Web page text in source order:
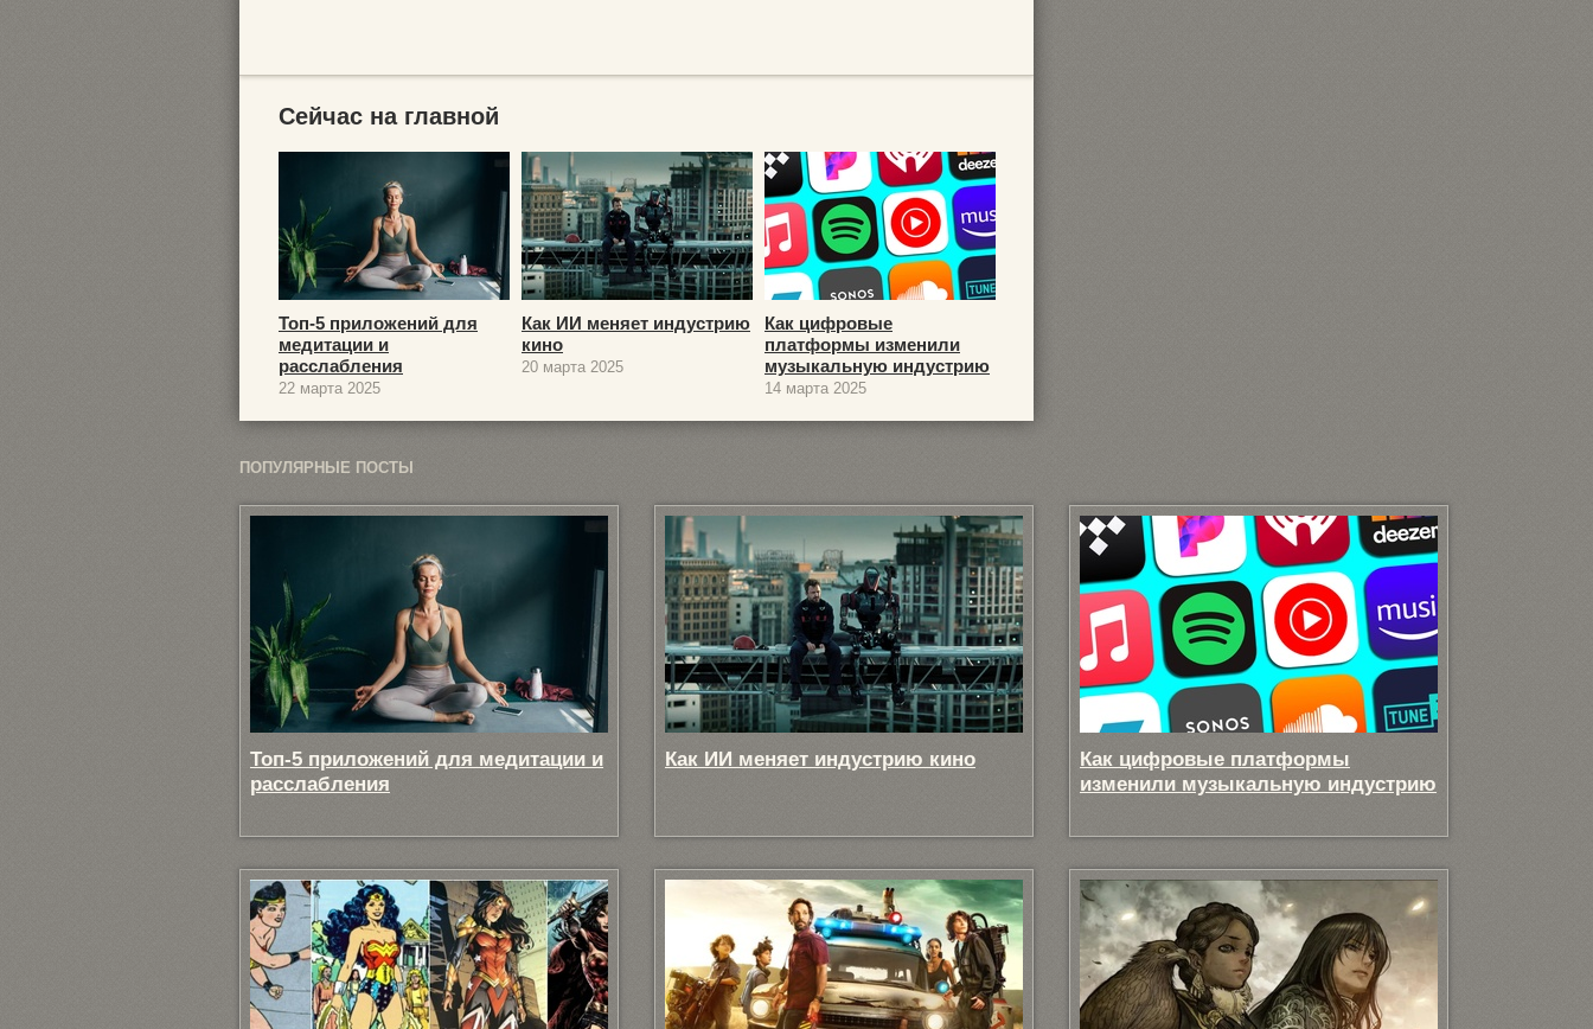
Сейчас на главной
Топ-5 приложений для
медитации и
расслабления
22 марта 2025
Как ИИ меняет индустрию
кино
20 марта 2025
Как цифровые
платформы изменили
музыкальную индустрию
14 марта 2025
ПОПУЛЯРНЫЕ ПОСТЫ
Топ-5 приложений для медитации и
расслабления
Как ИИ меняет индустрию кино
Как цифровые платформы
изменили музыкальную индустрию